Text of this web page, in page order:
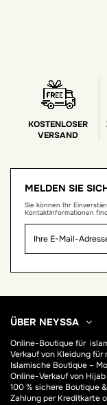
KOSTENLOSER
VERSAND
MELDEN SIE
Sie können Ihr
Kontaktinformationen
ÜBER NEYSSA
Online-Boutique für
Verkauf von Kleidung für
Islamische Boutique –
Online-Verkauf von Hijab
100 % sichere Boutique
Zahlung per Kreditkarte